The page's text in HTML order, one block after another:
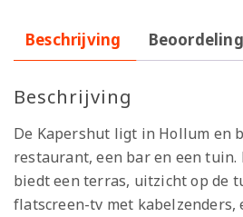
Beschrijving
Beschrijving
De Kapershut ligt in Hollum en
restaurant, een bar en een
biedt een terras, uitzicht op de
flatscreen-tv met kabelzenders,